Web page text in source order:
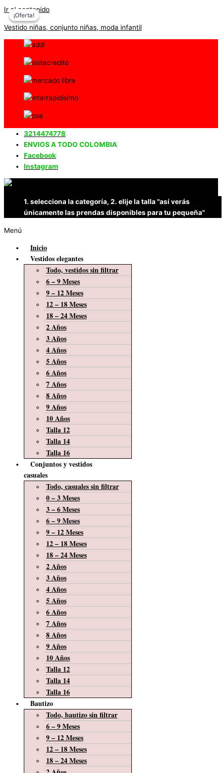
Ir al contenido
Vestido niñas, conjunto niñas, moda infantil
3214474778
ENVIOS A TODO COLOMBIA
Facebook
Instagram
1. selecciona la categoría, 2. elije la talla "así verás
únicamente las prendas disponibles para tu pequeña"
Menú
Inicio
Vestidos elegantes
Todo, vestidos sin filtrar
6 – 9 Meses
9 – 12 Meses
12 – 18 Meses
18 – 24 Meses
2 Años
3 Años
4 Años
5 Años
6 Años
7 Años
8 Años
9 Años
10 Años
Talla 12
Talla 14
Talla 16
Conjuntos y vestidos
casuales
Todo, casuales sin filtrar
0 – 3 Meses
3 – 6 Meses
6 – 9 Meses
9 – 12 Meses
12 – 18 Meses
18 – 24 Meses
2 Años
3 Años
4 Años
5 Años
6 Años
7 Años
8 Años
9 Años
10 Años
Talla 12
Talla 14
Talla 16
Bautizo
Todo, bautizo sin filtrar
6 – 9 Meses
9 – 12 Meses
12 – 18 Meses
18 – 24 Meses
¡Oferta!
¡Oferta!